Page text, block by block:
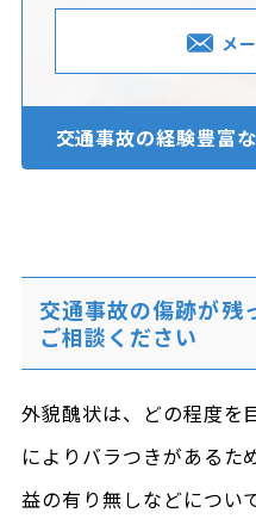
メ
交通事故の経験豊富な
交通事故の傷跡が残
ご相談ください
外貌醜状は、どの程度を
によりバラつきがあるた
益の有り無しなどについ